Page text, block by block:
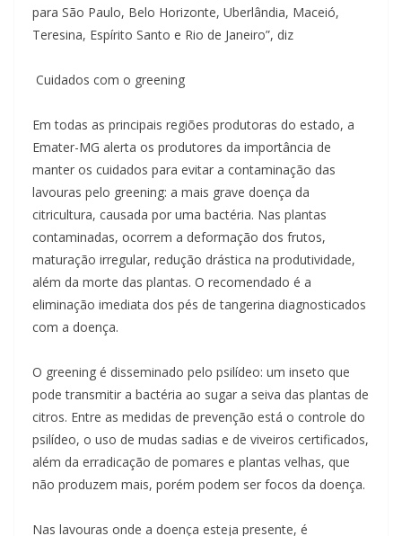
para São Paulo, Belo Horizonte, Uberlândia, Maceió,
Teresina, Espírito Santo e Rio de Janeiro”, diz
Cuidados com o greening
Em todas as principais regiões produtoras do estado, a
Emater-MG alerta os produtores da importância de
manter os cuidados para evitar a contaminação das
lavouras pelo greening: a mais grave doença da
citricultura, causada por uma bactéria. Nas plantas
contaminadas, ocorrem a deformação dos frutos,
maturação irregular, redução drástica na produtividade,
além da morte das plantas. O recomendado é a
eliminação imediata dos pés de tangerina diagnosticados
com a doença.
O greening é disseminado pelo psilídeo: um inseto que
pode transmitir a bactéria ao sugar a seiva das plantas de
citros. Entre as medidas de prevenção está o controle do
psilídeo, o uso de mudas sadias e de viveiros certificados,
além da erradicação de pomares e plantas velhas, que
não produzem mais, porém podem ser focos da doença.
Nas lavouras onde a doença esteja presente, é